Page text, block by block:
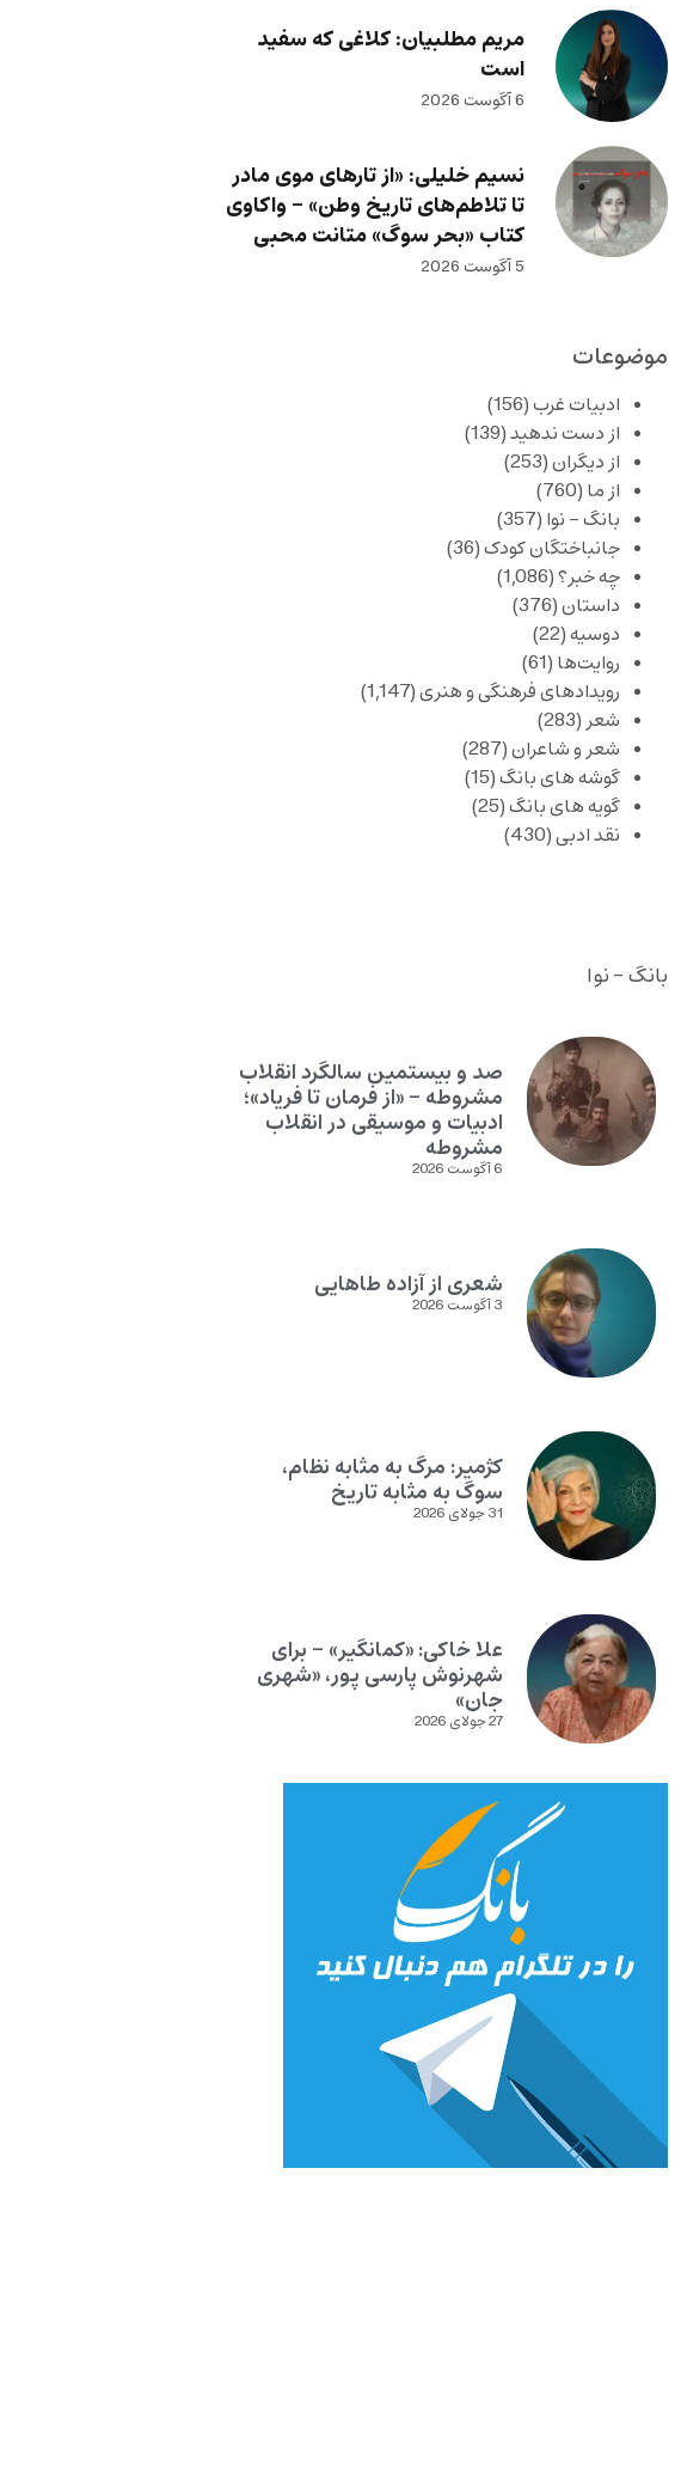
مریم مطلبیان: کلاغی که سفید
است
6 آگوست 2026
نسیم خلیلی: «از تارهای موی مادر
تا تلاطم‌های تاریخ وطن» – واکاوی
کتاب «بحر سوگ» متانت محبی
5 آگوست 2026
موضوعات
ادبیات غرب(156)
از دست ندهید(139)
از دیگران(253)
از ما (760)
بانگ – نوا (357)
جانباختگان کودک(36)
چه خبر؟(1,086)
داستان(376)
دوسیه(22)
روایت‌ها (61)
رویدادهای فرهنگی و هنری(1,147)
شعر (283)
شعر و شاعران(287)
گوشه های بانگ(15)
گویه های بانگ(25)
نقد ادبی(430)
بانگ - نوا
صد و بیستمین سالگرد انقلاب
مشروطه – «از فرمان تا فریاد»؛
ادبیات و موسیقی در انقلاب
مشروطه
6 آگوست 2026
شعری از آزاده طاهایی
3 آگوست 2026
کژمیر: مرگ به مثابه نظام،
سوگ به مثابه تاریخ
31 جولای 2026
علا خاکی: «کمانگیر» – برای
شهرنوش پارسی پور، «شهری
جان»
27 جولای 2026